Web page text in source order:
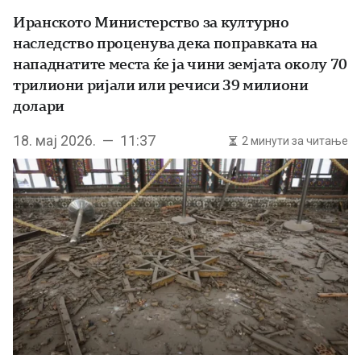
Иранското Министерство за културно
наследство проценува дека поправката на
нападнатите места ќе ја чини земјата околу 70
трилиони ријали или речиси 39 милиони
долари
18. мај 2026. — 11:37 2 минути за читање